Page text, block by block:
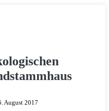
August 2017